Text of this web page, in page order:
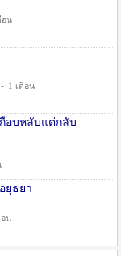
อน
1 เดือน
อบหลับแต่กลับ
ยุธยา
อน